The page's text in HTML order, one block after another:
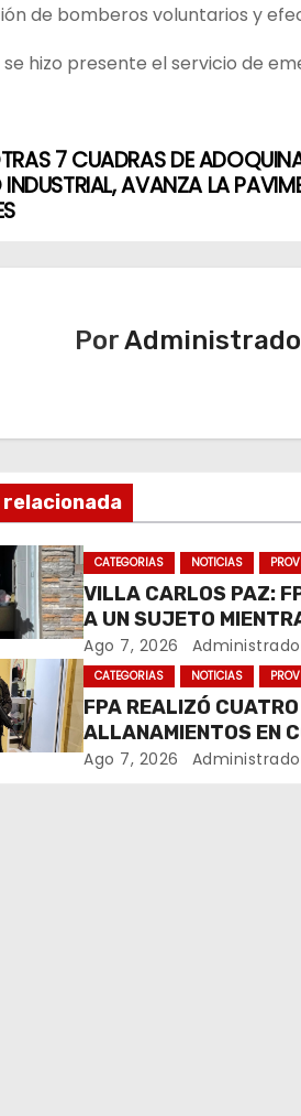
de bomberos voluntarios y
se hizo presente el servicio de
7 CUADRAS DE
INDUSTRIAL, AVANZA LA
Por
CATEGORIAS NOTICIAS
VILLA CARLOS PAZ:
A UN SUJETO
COMERCIALIZABA
MARIHUANA EN UNA
Ago 7, 2026
CATEGORIAS NOTICIAS
FPA REALIZÓ CUATRO
ALLANAMIENTOS EN
BUSTOS-IFFLINGER
Ago 7, 2026